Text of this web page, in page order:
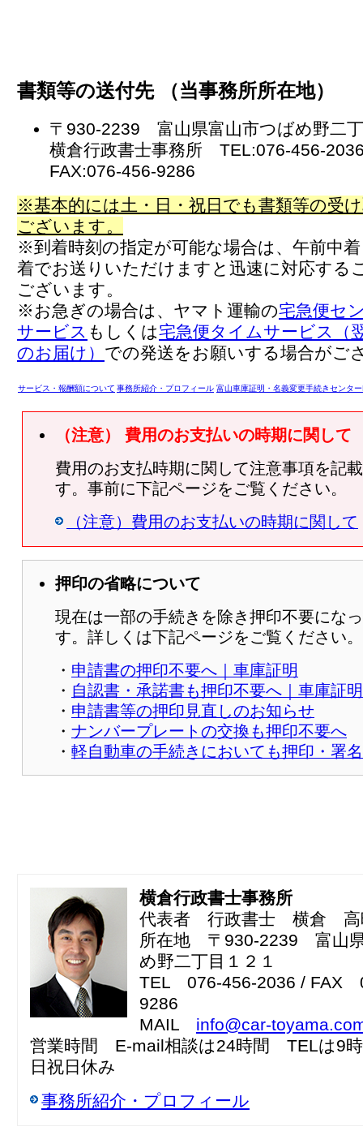
書類等の送付先 （当事務所所在地）
〒930-2239 富山県富山市つばめ野二
横倉行政書士事務所 TEL:076-456-
FAX:076-456-9286
※基本的には土・日・祝日でも書類等の受
ございます。
※到着時刻の指定が可能な場合は、午前中
着でお送りいただけますと迅速に対応する
ございます。
※お急ぎの場合は、ヤマト運輸の宅急便セ
サービス もしくは宅急便タイムサービス（
のお届け） での発送をお願いする場合がご
サービス・報酬額について 事務所紹介・プロフィール 富山車庫証明・名義変更手続きセンタ
（注意） 費用のお支払いの時期に関して
費用のお支払時期に関して注意事項を記
す。事前に下記ページをご覧ください。
（注意）費用のお支払いの時期に関して
押印の省略について
現在は一部の手続きを除き押印不要にな
す。詳しくは下記ページをご覧ください。
・ 申請書の押印不要へ｜車庫証明
・ 自認書・承諾書も押印不要へ｜車庫証明
・ 申請書等の押印見直しのお知らせ
・ ナンバープレートの交換も押印不要へ
・ 軽自動車の手続きにおいても押印・署
横倉行政書士事務所
代表者 行政書士 横倉 高
所在地 〒930-2239 富山
め野二丁目１２１
TEL 076-456-2036 / FAX
9286
MAIL info@car-
営業時間 E-mail相談は24時間 TELは9
日祝日休み
事務所紹介・プロフィール